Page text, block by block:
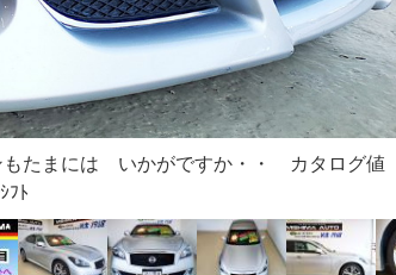
たまには いかがですか・・ カタログ値
ﾌﾄ